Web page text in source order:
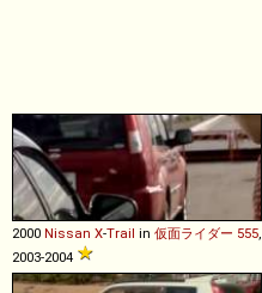
2000 Nissan X-Trail in 仮面ライダー 555,
2003-2004